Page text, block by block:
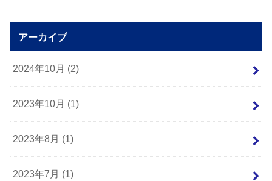
アーカイブ
2024年10月 (2)
2023年10月 (1)
2023年8月 (1)
2023年7月 (1)